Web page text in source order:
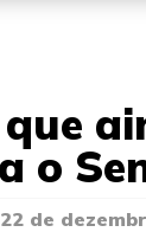
o
22 de